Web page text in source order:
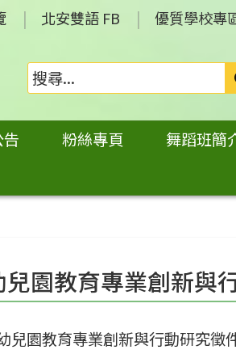
北安雙語 FB 優質學校專
粉絲專頁 舞蹈班簡
園教育專業創新與
兒園教育專業創新與行動研究徵